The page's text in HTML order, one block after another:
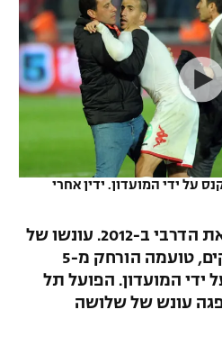
על ידי המועדון. ידין אחרי
המחזות בטרנר הזכירו את הדרבי ב-2012. עונשו של
ידין קוצר אז ל-9 משחקים, טועמה הורחק מ-5
ידי המועדון. הפועל תל
עונש של שלושה